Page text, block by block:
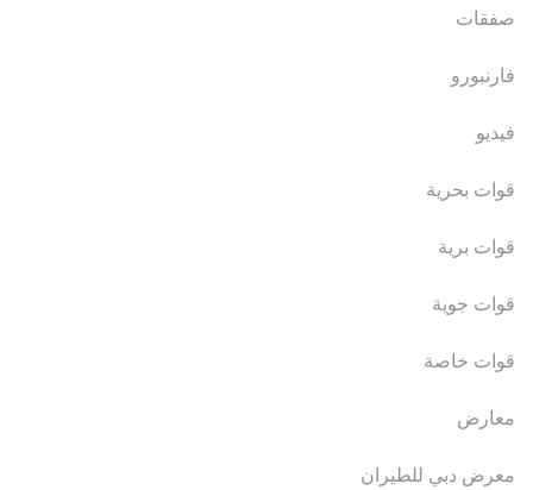
صفقات
فارنبورو
فيديو
قوات بحرية
قوات برية
قوات جوية
قوات خاصة
معارض
معرض دبي للطيران